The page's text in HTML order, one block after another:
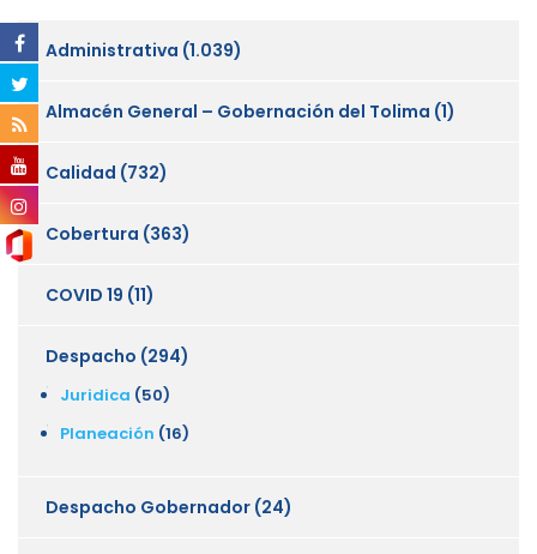
Administrativa (1.039)
Almacén General – Gobernación del Tolima (1)
Calidad (732)
Cobertura (363)
COVID 19 (11)
Despacho (294)
Juridica (50)
Planeación (16)
Despacho Gobernador (24)